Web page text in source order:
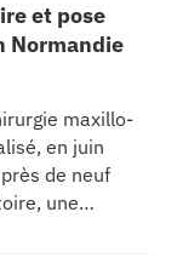
et pose
Normandie
maxillo-
en juin
de neuf
une